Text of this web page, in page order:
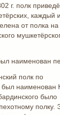
г. полк
каждый
от полка на
наименован
полк по
наименован
было
полку.